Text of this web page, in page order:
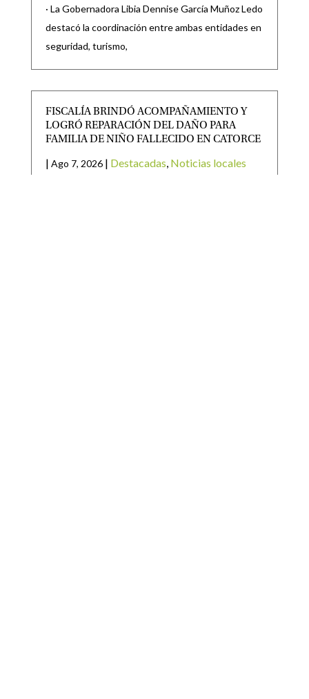
· La Gobernadora Libia Dennise García Muñoz Ledo
destacó la coordinación entre ambas entidades en
seguridad, turismo,
FISCALÍA BRINDÓ ACOMPAÑAMIENTO Y
LOGRÓ REPARACIÓN DEL DAÑO PARA
FAMILIA DE NIÑO FALLECIDO EN CATORCE
| Ago 7, 2026 | Destacadas, Noticias locales